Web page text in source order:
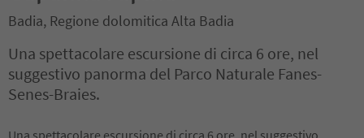
Badia, Regione dolomitica Alta Badia
Una spettacolare escursione di circa 6 ore, nel
suggestivo panorma del Parco Naturale Fanes-
Senes-Braies.
Una spettacolare escursione di circa 6 ore, nel suggestivo